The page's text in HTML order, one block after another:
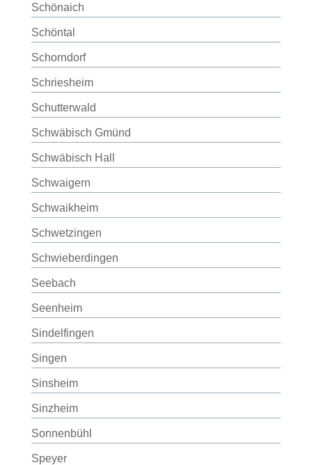
Schönaich
Schöntal
Schorndorf
Schriesheim
Schutterwald
Schwäbisch Gmünd
Schwäbisch Hall
Schwaigern
Schwaikheim
Schwetzingen
Schwieberdingen
Seebach
Seenheim
Sindelfingen
Singen
Sinsheim
Sinzheim
Sonnenbühl
Speyer